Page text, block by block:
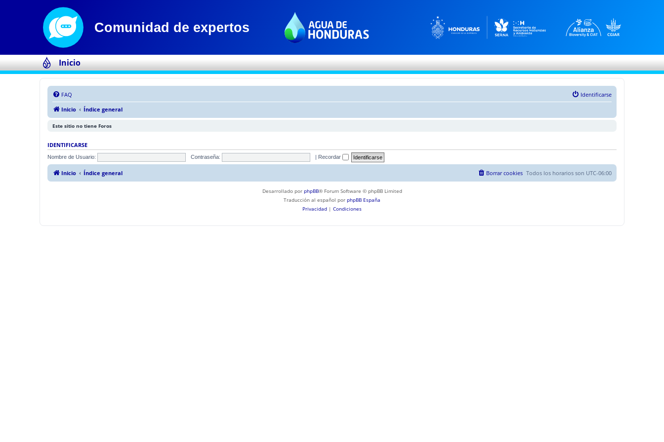
Inicio
FAQ
Identificarse
Inicio
Índice general
Este sitio no tiene Foros
IDENTIFICARSE
Nombre de Usuario: Contraseña: | Recordar
Inicio Índice general Todos los horarios son UTC-06:00
Borrar cookies
Desarrollado por phpBB® Forum Software © phpBB Limited
Traducción al español por phpBB España
Privacidad | Condiciones